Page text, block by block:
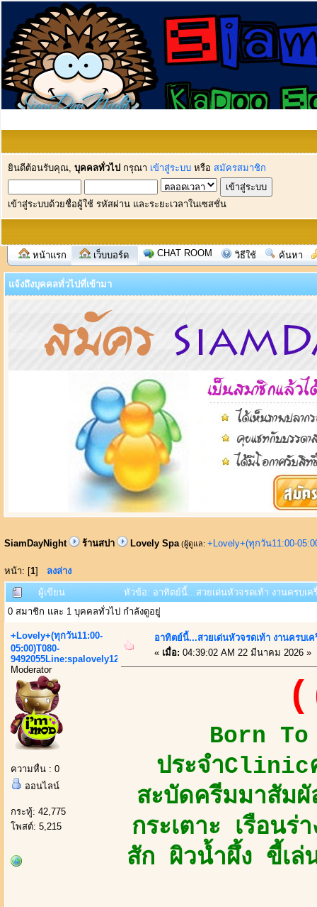
ยินดีต้อนรับคุณ, บุคคลทั่วไป กรุณา เข้าสู่ระบบ หรือ สมัครสมาชิก
เข้าสู่ระบบด้วยชื่อผู้ใช้ รหัสผ่าน และระยะเวลาในเซสชั่น
หน้าแรก เว็บบอร์ด CHAT ROOM วิธีใช้ ค้นหา
แจ้งถึงบุคคลทั่วไปที่เข้ามา
SiamDayNight ร้านสปา Lovely Spa (ผู้ดูแล: +Lovely+(ทุกวัน11:00-
หน้า: [1] ลงล่าง
ผู้เขียน
หัวข้อ: อาทิตย์นี้...สวยเด่นหัวจรดเท้า งานครบเ
0 สมาชิก และ 1 บุคคลทั่วไป กำลังดูอยู่
+Lovely+(ทุกวัน11:00-
05:00)T080-
9492055Line:spalovely123
Moderator
ความหื่น : 0
ออนไลน์
กระทู้: 42,775
โพสต์: 5,215
อาทิตย์นี้...สวยเด่นหัวจรดเท้า งานครบเ
« เมื่อ: 04:39:02 AM 22 มีนาคม 2026 »
Born To
ประจำClinic
สะบัดครีมมาสัมผั
กระเตาะ เรือน
สัก ผิวน้ำผึ้ง ขี้เล่